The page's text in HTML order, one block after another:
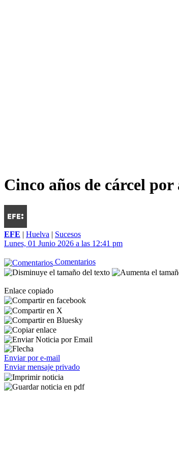
Cinco años de cárcel
EFE | Huelva | Sucesos
Lunes, 01 Junio 2026 a las 12:41 pm
Comentarios
Enlace copiado
Enviar por e-mail
Enviar mensaje privado